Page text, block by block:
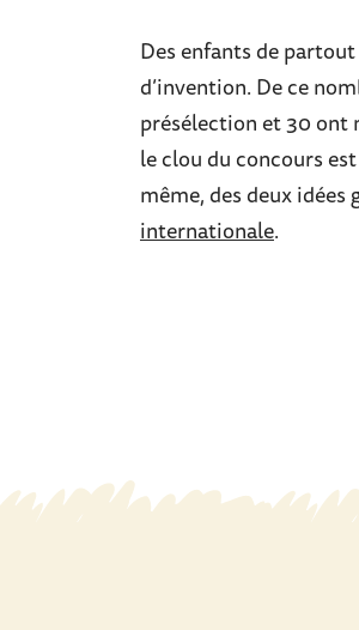
Des enfants de
d’invention. De ce
présélection et 30 ont
le clou du concours
même, des deux idées
internationale.